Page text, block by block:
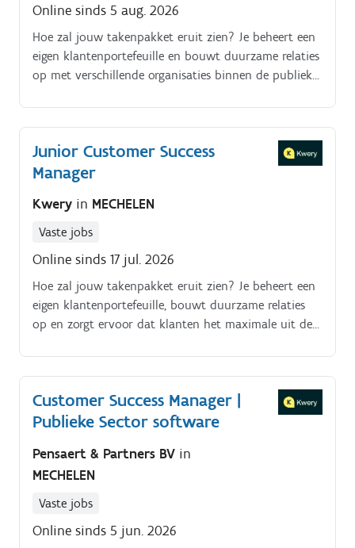
Online sinds 5 aug. 2026
Hoe zal jouw takenpakket eruit zien? Je beheert een
eigen klantenportefeuille en bouwt duurzame relaties
op met verschillende organisaties binnen de publieke
gebruik van de software, geeft opleidingen en vertaalt
technische mogelijkheden naar praktische
oplossingen. Je verzamelt feedback uit de markt,
denkt mee over optimalisaties en werkt samen met
verbeteren.
Junior Customer Success
Manager
Kwery in MECHELEN
Vaste jobs
Online sinds 17 jul. 2026
Hoe zal jouw takenpakket eruit zien? Je beheert een
eigen klantenportefeuille, bouwt duurzame relaties
op en zorgt ervoor dat klanten het maximale uit de
en ondersteuning bij het gebruik van de verschillende
modules. Je denkt proactief mee met de klant,
signaleert opportuniteiten voor upsell en cross-sell en
het product.
Customer Success Manager |
Publieke Sector software
Pensaert & Partners BV in
MECHELEN
Vaste jobs
Online sinds 5 jun. 2026